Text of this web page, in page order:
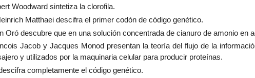
Woodward sintetiza la clorofila.
Matthaei descifra el primer codón de código genético.
Oró descubre que en una solución concentrada de cianuro de amonio en
Jacob y Jacques Monod presentan la teoría del flujo de la
y utilizados por la maquinaria celular para producir proteínas.
completamente el código genético.